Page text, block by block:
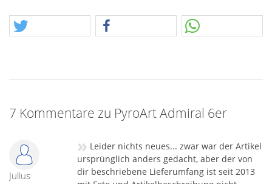
Silvester, der auch beim Neujahrsspaziergangs-Zündeln
keinen Nachbarn erbost. ;-)
7 Kommentare zu PyroArt Admiral 6er
Julius
» Leider nichts neues... zwar war der Artikel
ursprünglich anders gedacht, aber der von
dir beschriebene Lieferumfang ist seit 2013